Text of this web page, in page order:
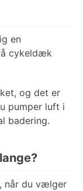
en
cykeldæk
og det er
pumper luft i
badering.
når du vælger